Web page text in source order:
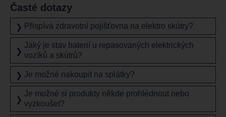
Časté dotazy
❯ Přispívá zdravotní pojišťovna na elektro skútry?
❯
Jaký je stav baterií u repasovaných elektrických
vozíků a skútrů?
❯ Je možné nakoupit na splátky?
❯
Je možné si produkty někde prohlédnout nebo
vyzkoušet?